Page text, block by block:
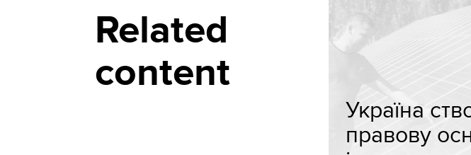
Related
content
Україна
правову